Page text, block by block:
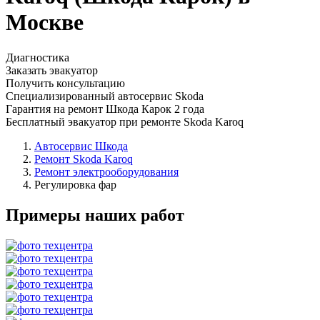
Москве
Диагностика
Заказать эвакуатор
Получить консультацию
Специализированный автосервис Skoda
Гарантия на ремонт Шкода Карок 2 года
Бесплатный эвакуатор при ремонте Skoda Karoq
Автосервис Шкода
Ремонт Skoda Karoq
Ремонт электрооборудования
Регулировка фар
Примеры наших работ